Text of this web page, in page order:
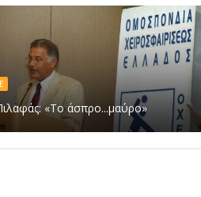
«Το άσπρο...μαύρο»